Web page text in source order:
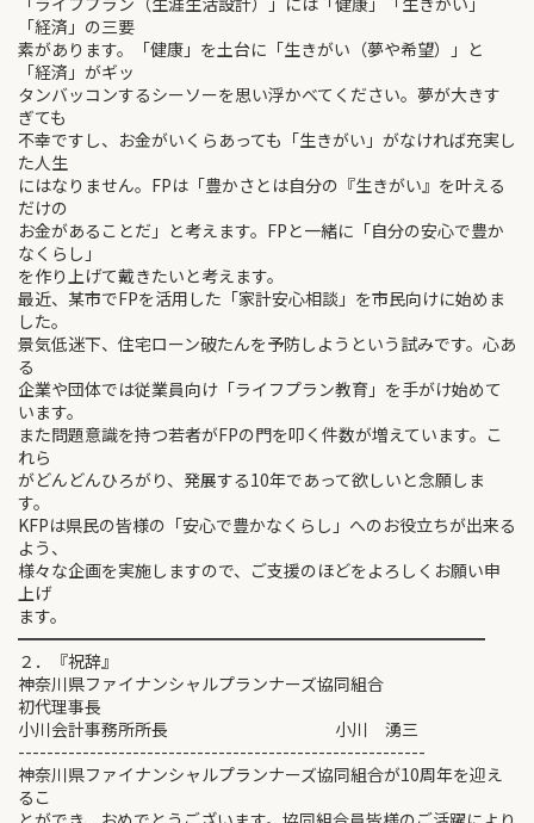
「経済」の三要
素があります。「健康」を土台に「生きがい（夢や希望）」と
「経済」がギッ
タンバッコンするシーソーを思い浮かべてください。夢が大きす
ぎても
不幸ですし、お金がいくらあっても「生きがい」がなければ充実し
た人生
にはなりません。FPは「豊かさとは自分の『生きがい』を叶える
だけの
お金があることだ」と考えます。FPと一緒に「自分の安心で豊か
なくらし」
を作り上げて戴きたいと考えます。
最近、某市でFPを活用した「家計安心相談」を市民向けに始めま
した。
景気低迷下、住宅ローン破たんを予防しようという試みです。心あ
る
企業や団体では従業員向け「ライフプラン教育」を手がけ始めて
います。
また問題意識を持つ若者がFPの門を叩く件数が増えています。こ
れら
がどんどんひろがり、発展する10年であって欲しいと念願しま
す。
KFPは県民の皆様の「安心で豊かなくらし」へのお役立ちが出来る
よう、
様々な企画を実施しますので、ご支援のほどをよろしくお願い申
上げ
ます。
━━━━━━━━━━━━━━━━━━━━━━━━━━━━
２．『祝辞』
神奈川県ファイナンシャルプランナーズ協同組合
初代理事長
小川会計事務所所長 小川 湧三
---------------------------------------------------------
神奈川県ファイナンシャルプランナーズ協同組合が10周年を迎え
るこ